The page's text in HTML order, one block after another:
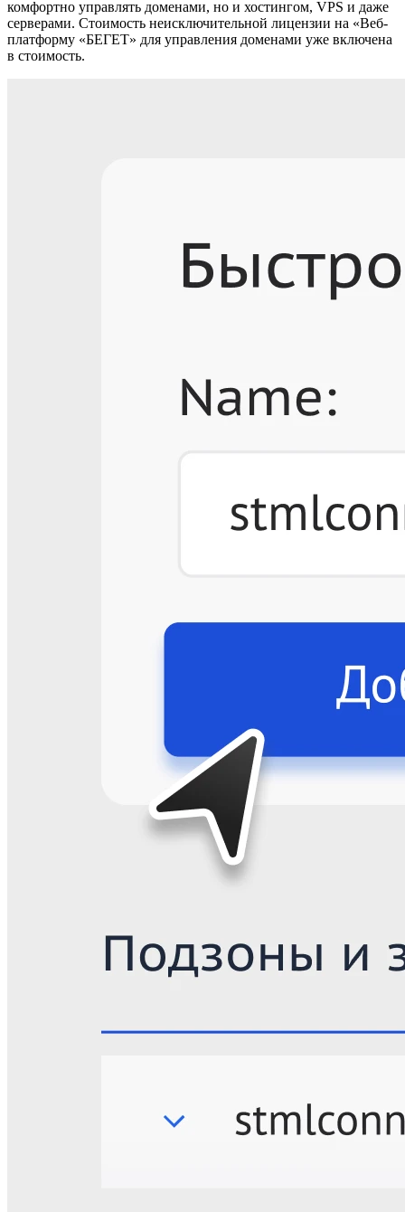
комфортно управлять доменами, но и хостингом, VPS и даже
серверами. Стоимость неисключительной лицензии на «Веб-
платформу «БЕГЕТ» для управления доменами уже включена
в стоимость.